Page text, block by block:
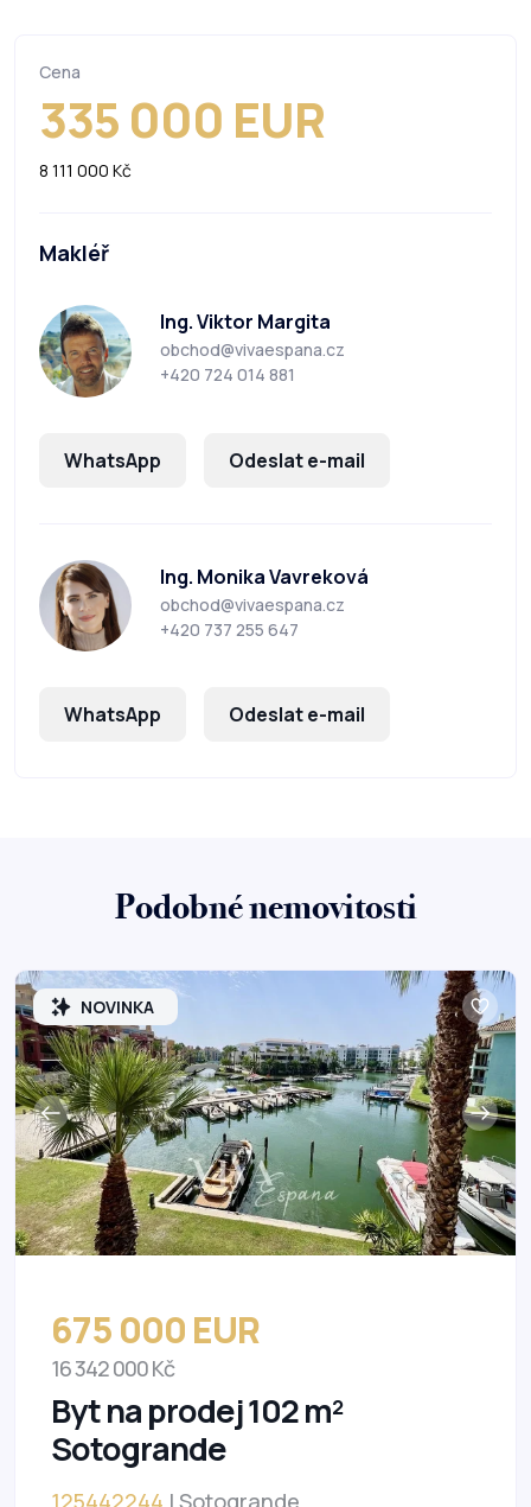
Cena
335 000 EUR
8 111 000 Kč
Makléř
Ing. Viktor Margita
obchod@vivaespana.cz
+420 724 014 881
WhatsApp Odeslat e-mail
Ing. Monika Vavreková
obchod@vivaespana.cz
+420 737 255 647
WhatsApp Odeslat e-mail
Podobné nemovitosti
NOVINKA
675 000 EUR
16 342 000 Kč
Byt na prodej 102 m²
Sotogrande
125442244 | Sotogrande